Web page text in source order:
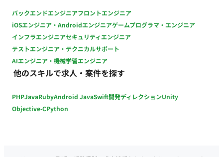
SageMaker, RDS (Aurora Postgres) ■働き方 ・稼働量：週5日
・リモート稼働：フルリモート ・フレックス稼働：可能（コア
タイム 10:30～15:30） ・契約についての補足：将来的への正社
員転換意向のある方がベストではございますが、企業のカルチ
ャーにマッチしていれば、業務委託の契約のままで継続して稼
働いただくことも可能です。
バックエンドエンジニアフロントエンジニア
iOSエンジニア・Androidエンジニアゲームプログラマ・エンジニア
インフラエンジニアセキュリティエンジニア
テストエンジニア・テクニカルサポート
AIエンジニア・機械学習エンジニア
他のスキルで求人・案件を探す
PHPJavaRubyAndroid JavaSwift開発ディレクションUnity
Objective-CPython